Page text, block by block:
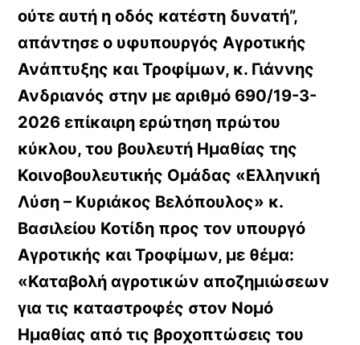
ούτε αυτή η οδός κατέστη δυνατή”,
απάντησε ο υφυπουργός Αγροτικής
Ανάπτυξης και Τροφίμων, κ. Γιάννης
Ανδριανός στην με αριθμό 690/19-3-
2026 επίκαιρη ερώτηση πρώτου
κύκλου, του βουλευτή Ημαθίας της
Κοινοβουλευτικής Ομάδας «Ελληνική
Λύση – Κυριάκος Βελόπουλος» κ.
Βασιλείου Κοτίδη προς τον υπουργό
Αγροτικής και Τροφίμων, με θέμα:
«Καταβολή αγροτικών αποζημιώσεων
για τις καταστροφές στον Νομό
Ημαθίας από τις βροχοπτώσεις του